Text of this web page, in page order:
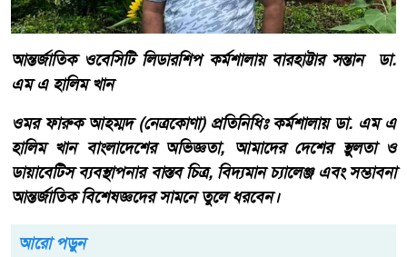
আন্তর্জাতিক ওবেসিটি লিডারশিপ কর্মশালায় বারহাট্টার সন্তান ডা.
এম এ হালিম খান
ওমর ফারুক আহম্মদ (নেত্রকোণা) প্রতিনিধিঃ কর্মশালায় ডা. এম এ
হালিম খান বাংলাদেশের অভিজ্ঞতা, আমাদের দেশের স্থুলতা ও
ডায়াবেটিস ব্যবস্থাপনার বাস্তব চিত্র, বিদ্যমান চ্যালেঞ্জ এবং সম্ভাবনা
আন্তর্জাতিক বিশেষজ্ঞদের সামনে তুলে ধরবেন।
আরো পড়ুন